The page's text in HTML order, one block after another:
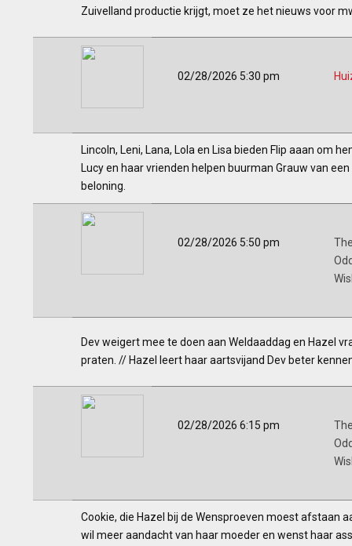
Zuivelland productie krijgt, moet ze het nieuws voor
02/28/2026 5:30 pm
Lincoln, Leni, Lana, Lola en Lisa bieden Flip aaan om
Lucy en haar vrienden helpen buurman Grauw van
beloning.
02/28/2026 5:50 pm
Dev weigert mee te doen aan Weldaaddag en Hazel
praten. // Hazel leert haar aartsvijand Dev beter
02/28/2026 6:15 pm
Cookie, die Hazel bij de Wensproeven moest afstaan
wil meer aandacht van haar moeder en wenst haar